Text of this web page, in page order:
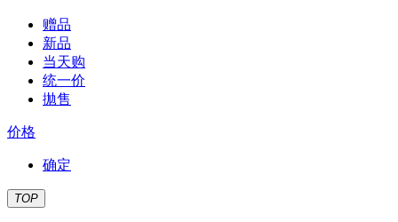
赠品
新品
当天购
统一价
拋售
价格
确定
TOP